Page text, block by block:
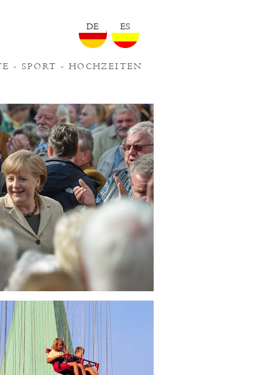
DE ES
- SPORT - HOCHZEITEN